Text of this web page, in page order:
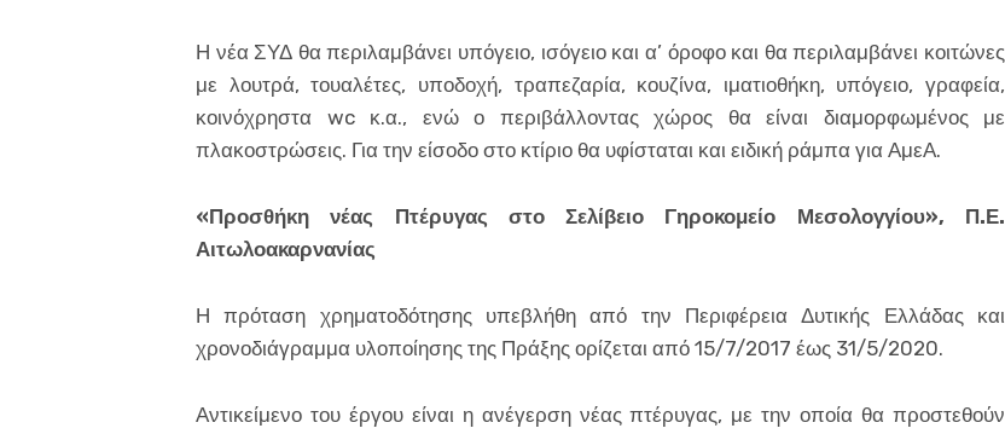
Η νέα ΣΥΔ θα περιλαμβάνει υπόγειο, ισόγειο και α’ όροφο και θα περιλαμβάνει κοιτώνες
με λουτρά, τουαλέτες, υποδοχή, τραπεζαρία, κουζίνα, ιματιοθήκη, υπόγειο, γραφεία,
κοινόχρηστα wc κ.α., ενώ ο περιβάλλοντας χώρος θα είναι διαμορφωμένος με
πλακοστρώσεις. Για την είσοδο στο κτίριο θα υφίσταται και ειδική ράμπα για ΑμεΑ.
«Προσθήκη νέας Πτέρυγας στο Σελίβειο Γηροκομείο Μεσολογγίου», Π.Ε.
Αιτωλοακαρνανίας
Η πρόταση χρηματοδότησης υπεβλήθη από την Περιφέρεια Δυτικής Ελλάδας και
χρονοδιάγραμμα υλοποίησης της Πράξης ορίζεται από 15/7/2017 έως 31/5/2020.
Αντικείμενο του έργου είναι η ανέγερση νέας πτέρυγας, με την οποία θα προστεθούν